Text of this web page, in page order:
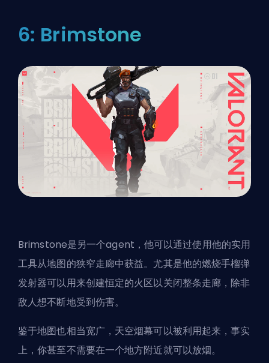
6: Brimstone
Brimstone是另一个agent，他可以通过使用他的实用
工具从地图的狭窄走廊中获益。尤其是他的燃烧手榴弹
发射器可以用来创建恒定的火区以关闭整条走廊，除非
敌人想不断地受到伤害。
鉴于地图也相当宽广，天空烟幕可以被利用起来，事实
上，你甚至不需要在一个地方附近就可以放烟。